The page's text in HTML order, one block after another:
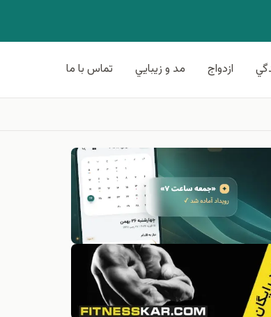
ازدواج مد و زيبايي تماس با ما